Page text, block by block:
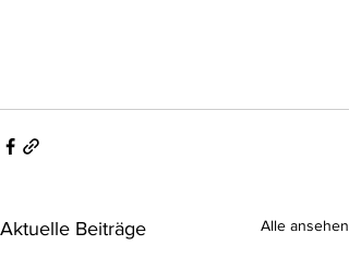
Aktuelle Beiträge Alle ansehen